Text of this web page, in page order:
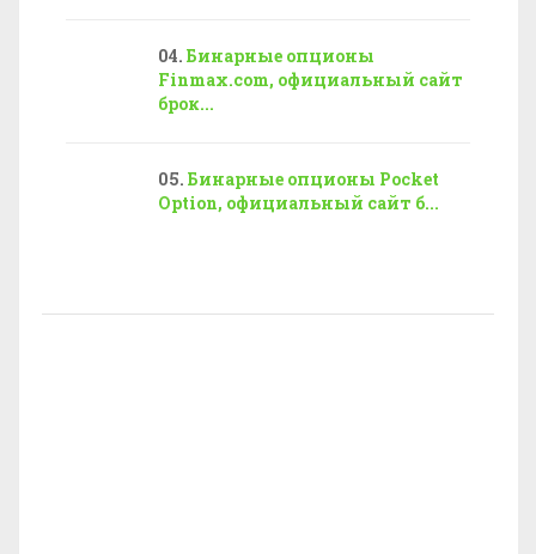
Бинарные опционы
Finmax.com, официальный сайт
брок...
Бинарные опционы Pocket
Option, официальный сайт б...